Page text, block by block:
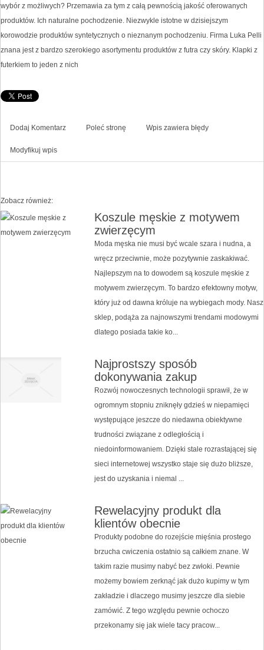
wybór z możliwych? Przemawia za tym z całą pewnością jakość oferowanych
produktów. Ich naturalne pochodzenie. Niezwykle istotne w dzisiejszym
korowodzie produktów syntetycznych o nieznanym pochodzeniu. Firma Luka Pelli
znana jest z bardzo szerokiego asortymentu produktów z futra czy skóry. Klapki z
futerkiem to jeden z nich
Dodaj Komentarz Poleć stronę Wpis zawiera błędy
Modyfikuj wpis
Zobacz również:
Koszule męskie z motywem
zwierzęcym
Moda męska nie musi być wcale szara i nudna, a
wręcz przeciwnie, może pozytywnie zaskakiwać.
Najlepszym na to dowodem są koszule męskie z
motywem zwierzęcym. To bardzo efektowny motyw,
który już od dawna króluje na wybiegach mody. Nasz
sklep, podąża za najnowszymi trendami modowymi
dlatego posiada takie ko...
Najprostszy sposób
dokonywania zakup
Rozwój nowoczesnych technologii sprawił, że w
ogromnym stopniu zniknęły gdzieś w niepamięci
występujące jeszcze do niedawna obiektywne
trudności związane z odległością i
niedoinformowaniem. Dzięki stale rozrastającej się
sieci internetowej wszystko staje się dużo bliższe,
jest do uzyskania i niemal ...
Rewelacyjny produkt dla
klientów obecnie
Produkty podobne do rozejście mięśnia prostego
brzucha cwiczenia ostatnio są całkiem znane. W
takim razie musimy nabyć bez zwłoki. Pewnie
możemy bowiem zerknąć jak dużo kupimy w tym
zakładzie i dlaczego musimy jeszcze dla siebie
zamówić. Z tego względu pewnie ochoczo
przekonamy się jak wiele tacy pracow...